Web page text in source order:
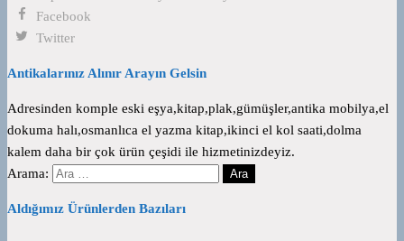
Facebook
Twitter
Antikalarınız Alınır Arayın Gelsin
Adresinden komple eski eşya,kitap,plak,gümüşler,antika mobilya,el
dokuma halı,osmanlıca el yazma kitap,ikinci el kol saati,dolma
kalem daha bir çok ürün çeşidi ile hizmetinizdeyiz.
Arama:
Aldığımız Ürünlerden Bazıları